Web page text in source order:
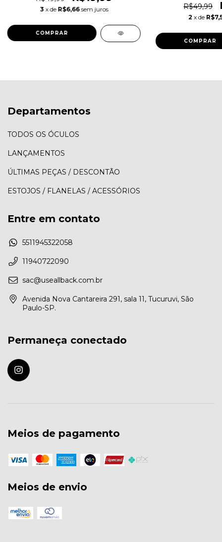
3 x de R$6,66 sem juros
COMPRAR
R$49,99
2 x de
COMPRAR
Departamentos
TODOS OS ÓCULOS
LANÇAMENTOS
ÚLTIMAS PEÇAS / DESCONTÃO
ESTOJOS / FLANELAS / ACESSÓRIOS
Entre em contato
5511945322058
11940722090
sac@useallback.com.br
Avenida Nova Cantareira 291, sala 11, Tucuruvi, São
Paulo-SP.
Permaneça conectado
Meios de pagamento
Meios de envio